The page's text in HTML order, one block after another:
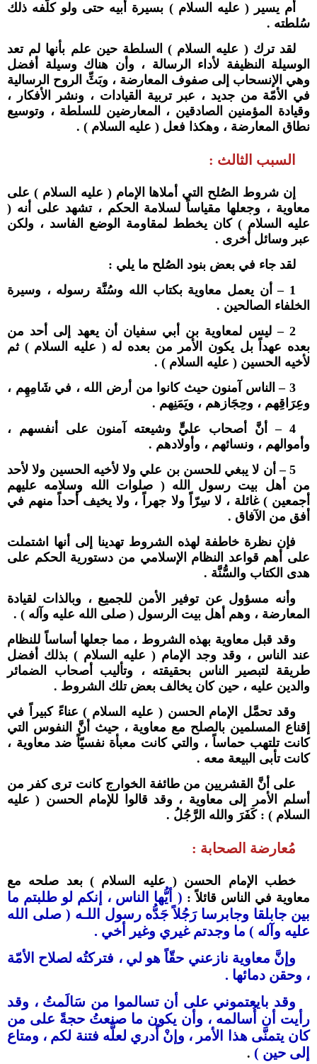
أم يسير ( عليه السلام ) بسيرة أبيه حتى ولو كلَّفه ذلك
سُلطته .
لقد ترك ( عليه السلام ) السلطة حين علم بأنها لم تعد
الوسيلة النظيفة لأداء الرسالة ، وأن هناك وسيلة أفضل
وهي الإنسحاب إلى صفوف المعارضة ، وبَثِّ الروح الرسالية
في الأمّة من جديد ، عبر تربية القيادات ، ونشر الأفكار ،
وقيادة المؤمنين الصادقين ، المعارضين للسلطة ، وتوسيع
نطاق المعارضة ، وهكذا فعل ( عليه السلام ) .
السبب الثالث :
إن شروط الصُلح التي أملاها الإمام ( عليه السلام ) على
معاوية ، وجعلها مقياساً لسلامة الحكم ، تشهد على أنه (
عليه السلام ) كان يخطط لمقاومة الوضع الفاسد ، ولكن
عبر وسائل أخرى .
لقد جاء في بعض بنود الصُلح ما يلي :
1 – أن يعمل معاوية بكتاب الله وسُنَّة رسوله ، وسيرة
الخلفاء الصالحين .
2 – ليس لمعاوية بن أبي سفيان أن يعهد إلى أحد من
بعده عهداً بل يكون الأمر من بعده له ( عليه السلام ) ثم
لأخيه الحسين ( عليه السلام ) .
3 – الناس آمنون حيث كانوا من أرض الله ، في شَامِهِم ،
وعِرَاقِهم ، وحِجَازهم ، ويَمَنِهم .
4 – أنَّ أصحاب عليٍّ وشيعته آمنون على أنفسهم ،
وأموالهم ، ونسائهم ، وأولادهم .
5 – أن لا يبغي للحسن بن علي ولا لأخيه الحسين ولا لأحد
من أهل بيت رسول الله ( صلوات الله وسلامه عليهم
أجمعين ) غائلة ، لا سِرّاً ولا جهراً ، ولا يخيف أحداً منهم في
أفق من الآفاق .
فإن نظرة خاطفة لهذه الشروط تهدينا إلى أنها اشتملت
على أهم قواعد النظام الإسلامي من دستورية الحكم على
هدى الكتاب والسُّنَّة .
وأنه مسؤول عن توفير الأمن للجميع ، وبالذات لقيادة
المعارضة ، وهم أهل بيت الرسول ( صلى الله عليه وآله ) .
وقد قبل معاوية بهذه الشروط ، مما جعلها أساساً للنظام
عند الناس ، وقد وجد الإمام ( عليه السلام ) بذلك أفضل
طريقة لتبصير الناس بحقيقته ، وتأليب أصحاب الضمائر
والدين عليه ، حين كان يخالف بعض تلك الشروط .
وقد تحمَّل الإمام الحسن ( عليه السلام ) عناءً كبيراً في
إقناع المسلمين بالصلح مع معاوية ، حيث أنَّ النفوس التي
كانت تلتهب حماساً ، والتي كانت معبأة نفسيّاً ضد معاوية ،
كانت تأبى البيعة معه .
على أنَّ القشريين من طائفة الخوارج كانت ترى كفر من
أسلم الأمر إلى معاوية ، وقد قالوا للإمام الحسن ( عليه
السلام ) : كَفَرَ والله الرَّجُلُ .
مُعارضة الصحابة :
خطب الإمام الحسن ( عليه السلام ) بعد صلحه مع
معاوية في الناس قائلاً : ( أيُّها الناس ، إنكم لو طلبتم ما
بين جابلقا وجابرسا رَجُلاً جَدُّه رسول اللـه ( صلى الله
عليه وآله ) ما وجدتم غيري وغير أخي .
وإنَّ معاوية نازعني حقّاً هو لي ، فتركتُه لصلاح الأمّة
، وحقن دمائها .
وقد بايعتموني على أن تسالموا من سَالَمتُ ، وقد
رأيت أن أُسالمه ، وأن يكون ما صنعتُ حجةً على من
كان يتمنَّى هذا الأمر ، وإنْ أَدري لعلَّه فتنة لكم ، ومتاع
إلى حين ) .